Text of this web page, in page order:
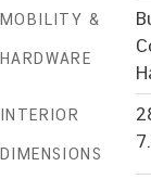
MOBILITY &
HARDWARE
INTERIOR
DIMENSIONS